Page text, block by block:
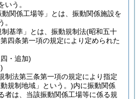
いう。
関係工場等」とは、振動関係施設を
。
基準」とは、振動規制法(昭和五十
第四条第一項の規定により定められた
・追加)
制法第三条第一項の規定により指定
規制地域」という。)内に振動関係
者は、当該振動関係工場等に係る規